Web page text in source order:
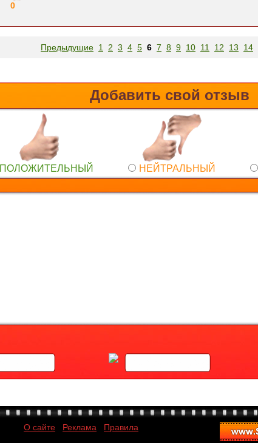
0
Предыдущие 1 2 3 4 5 6 7 8 9 10 11 12 13 14
Добавить свой отзыв
ПОЛОЖИТЕЛЬНЫЙ НЕЙТРАЛЬНЫЙ
О сайте Реклама Правила